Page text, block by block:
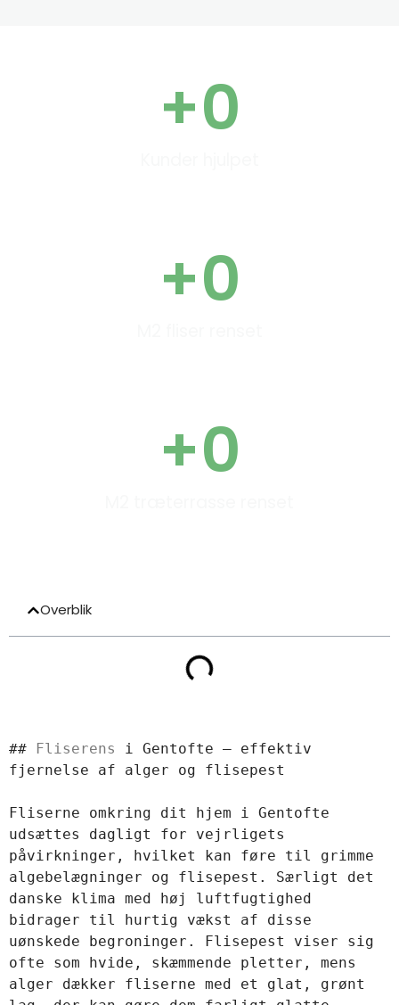
+0
+0
+0
Overblik
## Fliserens
i Gentofte – effektiv
fjernelse af alger og flisepest
Fliserne omkring dit hjem i Gentofte
udsættes dagligt for vejrligets
påvirkninger, hvilket kan føre til grimme
algebelægninger og flisepest. Særligt det
danske klima med høj luftfugtighed
bidrager til hurtig vækst af disse
uønskede begroninger. Flisepest viser sig
ofte som hvide, skæmmende pletter, mens
alger dækker fliserne med et glat, grønt